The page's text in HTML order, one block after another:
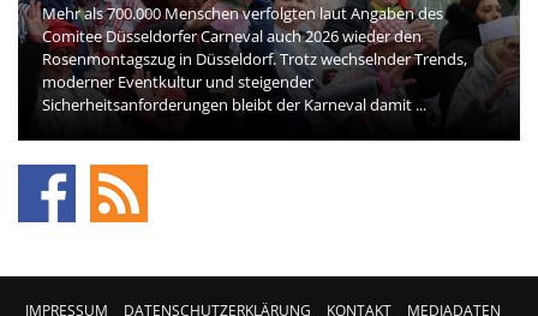
Mehr als 700.000 Menschen verfolgten laut Angaben des
Comitee Düsseldorfer Carneval auch 2026 wieder den
Rosenmontagszug in Düsseldorf. Trotz wechselnder Trends,
moderner Eventkultur und steigender
Sicherheitsanforderungen bleibt der Karneval damit ...
IMPRESSUM DATENSCHUTZERKLÄRUNG KONTAKT MEDIADATEN